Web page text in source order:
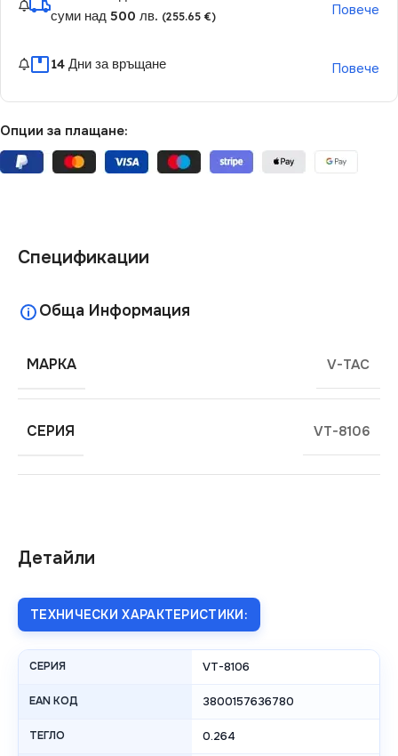
суми над 500 лв. (255.65 €) Повече
14 Дни за връщане Повече
Опции за плащане:
Детайли
ТЕХНИЧЕСКИ ХАРАКТЕРИСТИКИ:
СЕРИЯ VT-8106
EAN КОД 3800157636780
ТЕГЛО 0.264
Спецификации
Обща Информация
МАРКА V-TAC
СЕРИЯ VT-8106